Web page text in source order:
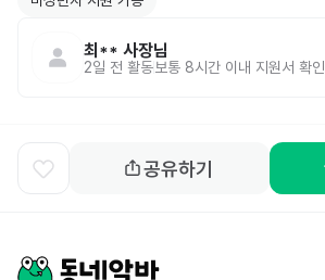
최** 사장님
2일 전 활동보통 8시간 이내 지원서 확인
공유하기